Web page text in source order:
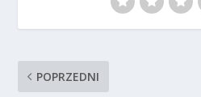
POPRZEDNI